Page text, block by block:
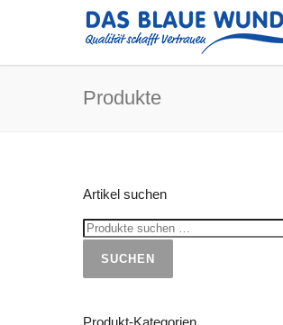
Produkte
Artikel suchen
SUCHEN
Produkt-Kategorien